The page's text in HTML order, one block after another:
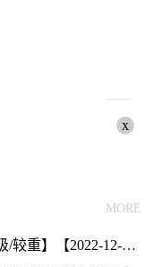
x
MORE
海口市气象台发布寒冷黄色预警【Ⅲ级/较重】【2022-12-19】